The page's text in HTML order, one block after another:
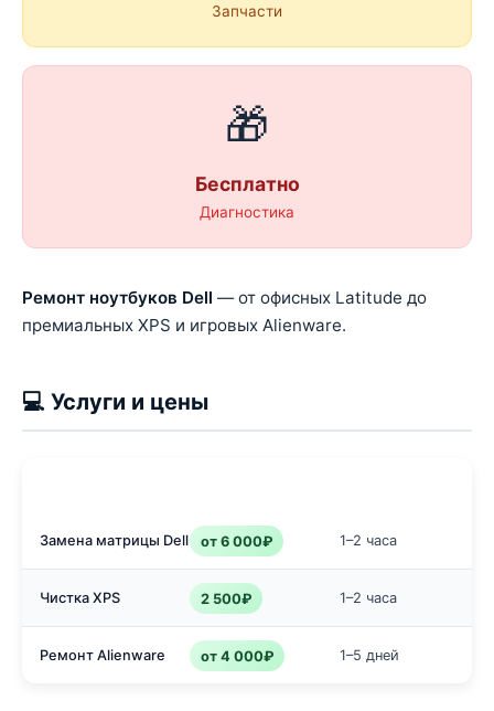
Запчасти
🎁
Бесплатно
Диагностика
Ремонт ноутбуков Dell — от офисных Latitude до
премиальных XPS и игровых Alienware.
💻 Услуги и цены
Замена матрицы Dell XPSот 6 000₽ 1–2 часа
Чистка XPS 2 500₽ 1–2 часа
Ремонт Alienware от 4 000₽ 1–5 дней